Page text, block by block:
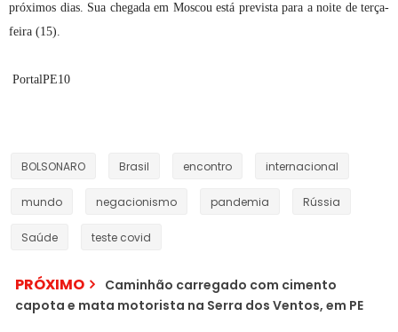
próximos dias. Sua chegada em Moscou está prevista para a noite de terça-
feira (15).
PortalPE10
BOLSONARO Brasil encontro internacional
mundo negacionismo pandemia Rússia
Saúde teste covid
PRÓXIMO
Caminhão carregado com cimento
capota e mata motorista na Serra dos Ventos, em PE